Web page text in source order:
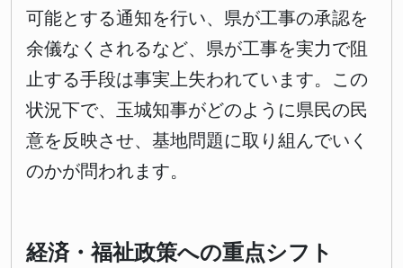
可能とする通知を行い、県が工事の承認を
余儀なくされるなど、県が工事を実力で阻
止する手段は事実上失われています。この
状況下で、玉城知事がどのように県民の民
意を反映させ、基地問題に取り組んでいく
のかが問われます。
経済・福祉政策への重点シフト